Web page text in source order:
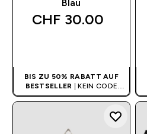
Blau
CHF 30.00‎
BIS ZU 50% RABATT AUF
BESTSELLER
| KEIN CODE
BENÖTIGT